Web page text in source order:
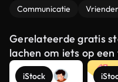
Communicatie
Gerelateerde gratis
lachen om iets op
iStock